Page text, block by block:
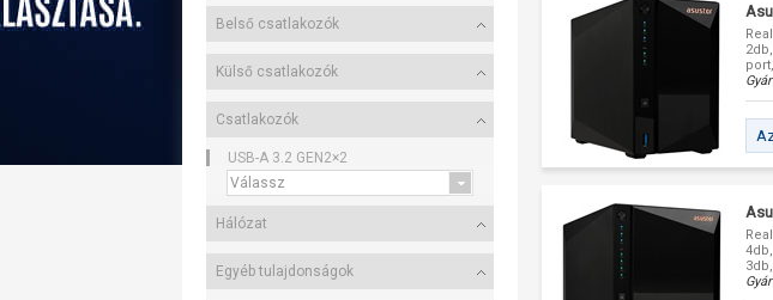
Belső csatlakozók
Külső csatlakozók
Csatlakozók
USB-A 3.2 GEN2×2
Hálózat
Egyéb tulajdonságok